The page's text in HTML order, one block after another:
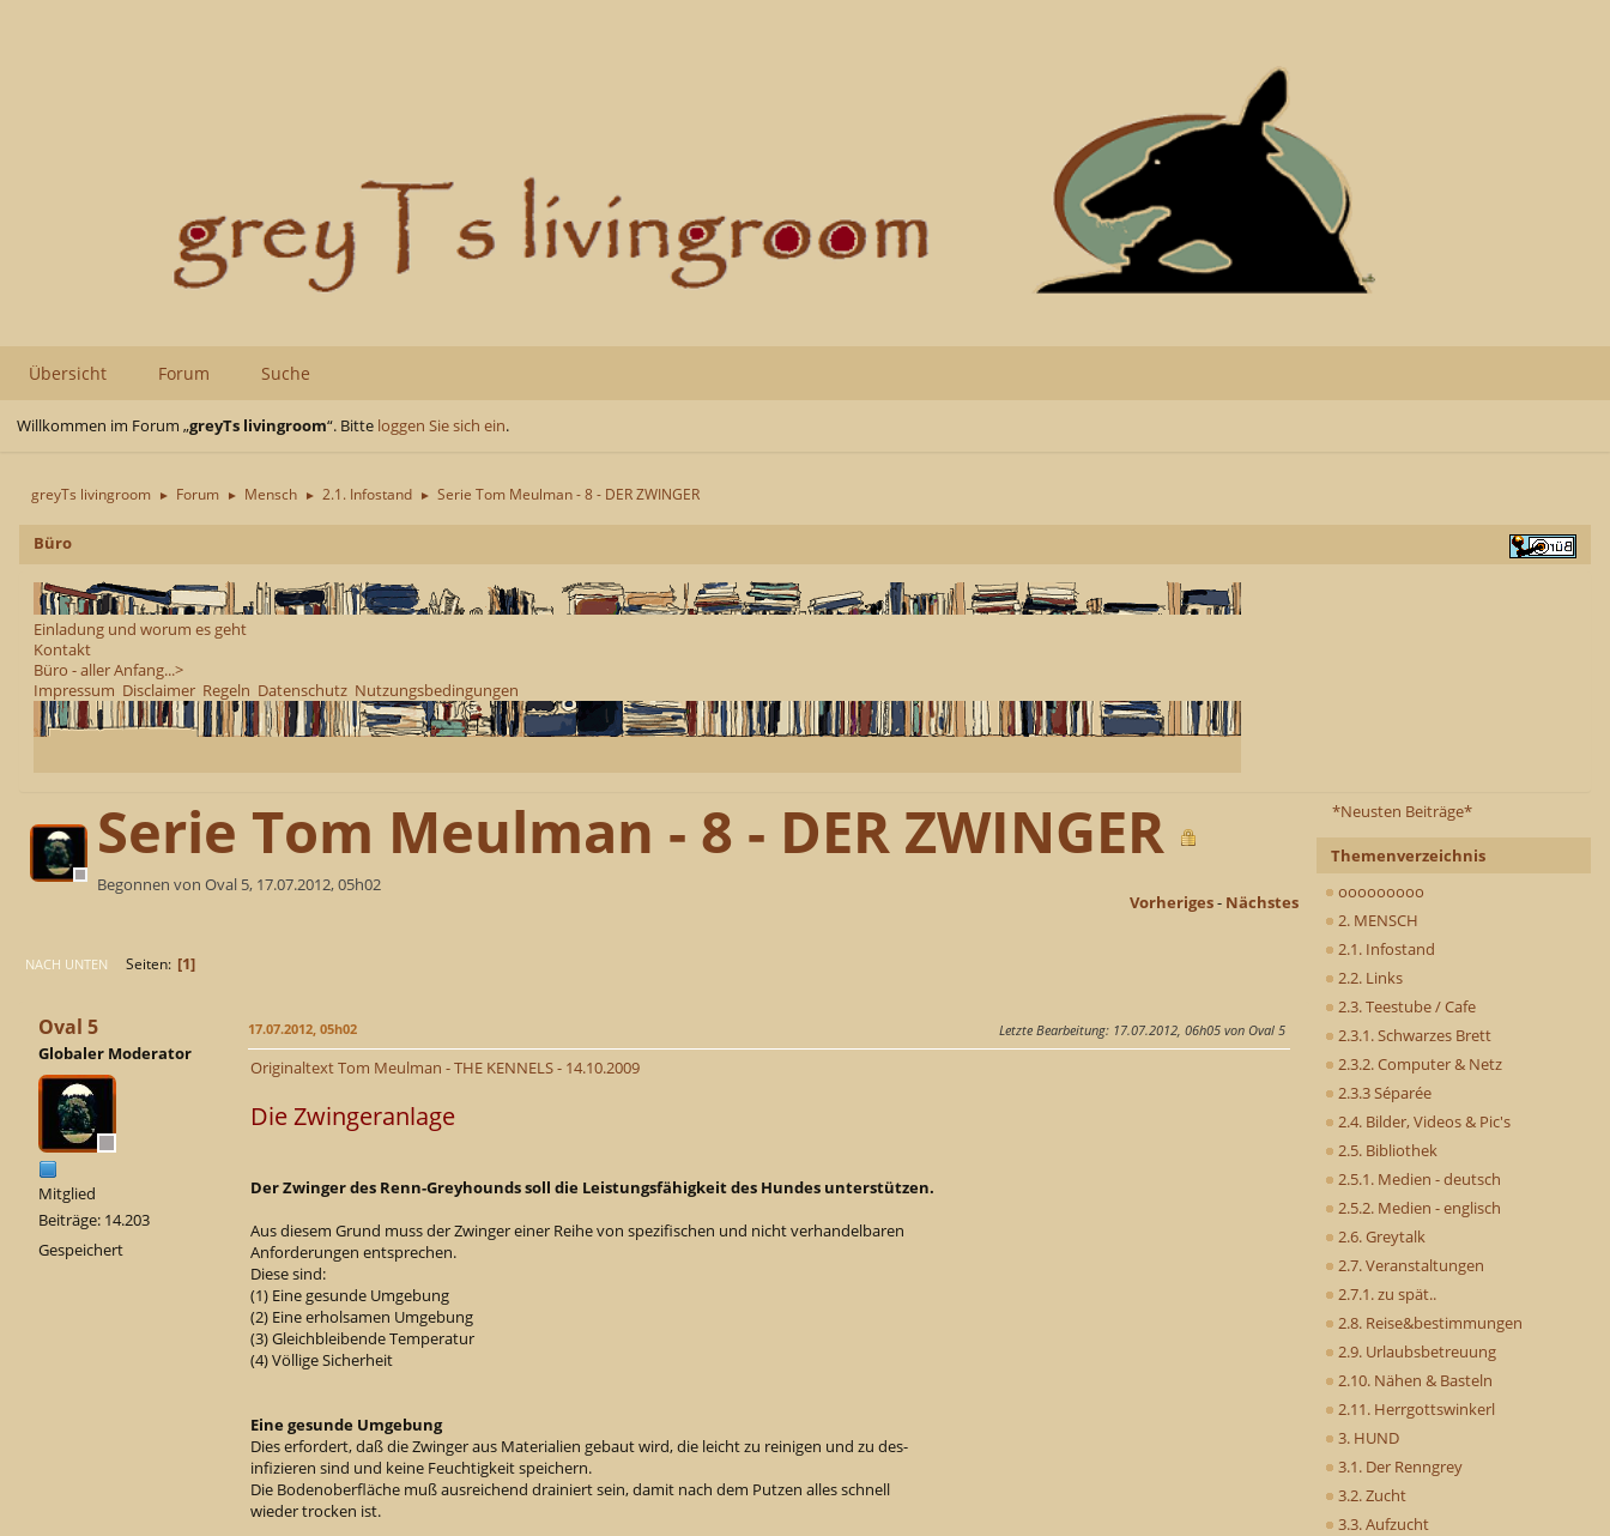
Übersicht Forum Suche
Willkommen im Forum „greyTs livingroom“. Bitte loggen Sie sich ein.
greyTs livingroom ► Forum ► Mensch ► 2.1. Infostand ► Serie Tom Meulman - 8 - DER ZWINGER
Büro
Einladung und worum es geht
Kontakt
Büro - aller Anfang...>
Impressum Disclaimer Regeln Datenschutz Nutzungsbedingungen
*Neusten Beiträge*
Themenverzeichnis
ooooooooo
2. MENSCH
2.1. Infostand
2.2. Links
2.3. Teestube / Cafe
2.3.1. Schwarzes Brett
2.3.2. Computer & Netz
2.3.3 Séparée
2.4. Bilder, Videos & Pic's
2.5. Bibliothek
2.5.1. Medien - deutsch
2.5.2. Medien - englisch
2.6. Greytalk
2.7. Veranstaltungen
2.7.1. zu spät..
2.8. Reise&bestimmungen
2.9. Urlaubsbetreuung
2.10. Nähen & Basteln
2.11. Herrgottswinkerl
3. HUND
3.1. Der Renngrey
3.2. Zucht
3.3. Aufzucht
Serie Tom Meulman - 8 - DER ZWINGER
Begonnen von Oval 5, 17.07.2012, 05h02
Vorheriges- Nächstes
NACH UNTEN Seiten 1
Oval 5
Globaler Moderator
Mitglied
Beiträge: 14.203
Gespeichert
17.07.2012, 05h02 Letzte Bearbeitung: 17.07.2012, 06h05 von Oval 5
Originaltext Tom Meulman - THE KENNELS - 14.10.2009
Die Zwingeranlage
Der Zwinger des Renn-Greyhounds soll die Leistungsfähigkeit des Hundes unterstützen.
Aus diesem Grund muss der Zwinger einer Reihe von spezifischen und nicht verhandelbaren
Anforderungen entsprechen.
Diese sind:
(1) Eine gesunde Umgebung
(2) Eine erholsamen Umgebung
(3) Gleichbleibende Temperatur
(4) Völlige Sicherheit
Eine gesunde Umgebung
Dies erfordert, daß die Zwinger aus Materialien gebaut wird, die leicht zu reinigen und zu des-
infizieren sind und keine Feuchtigkeit speichern.
Die Bodenoberfläche muß ausreichend drainiert sein, damit nach dem Putzen alles schnell
wieder trocken ist.